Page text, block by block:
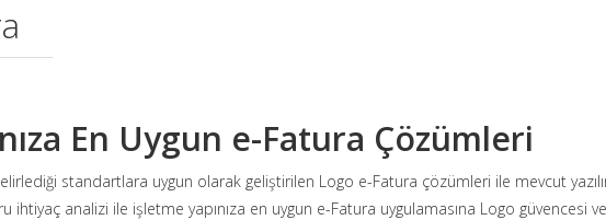
En Uygun e-Fatura Çözümleri
standartlara uygun olarak geliştirilen Logo e-Fatura çözümleri ile mevcut
ihtiyaç analizi ile işletme yapınıza en uygun e-Fatura uygulamasına Logo güvencesi